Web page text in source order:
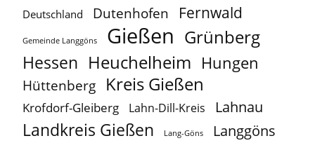
Deutschland Dutenhofen Fernwald
Gemeinde Langgöns Gießen Grünberg
Hessen Heuchelheim Hungen
Hüttenberg Kreis Gießen
Krofdorf-Gleiberg Lahn-Dill-Kreis Lahnau
Landkreis Gießen Lang-Göns Langgöns